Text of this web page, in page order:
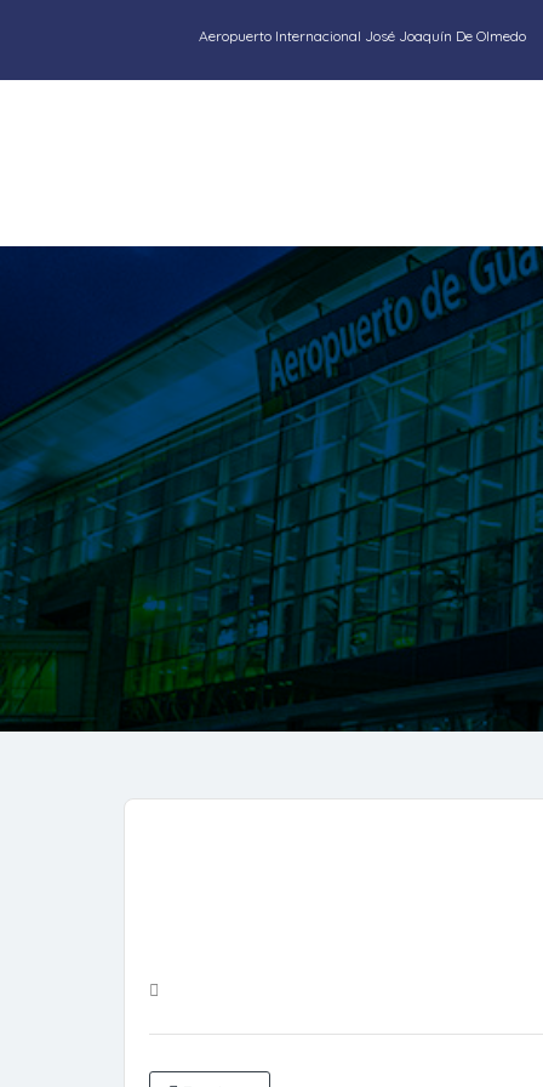
Aeropuerto Internacional José Joaquín De Olmedo